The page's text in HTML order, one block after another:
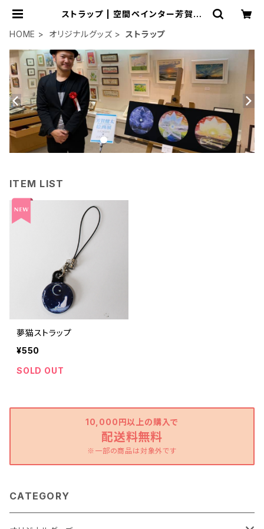
ストラップ | 空間ペインター芳賀健
ップ
HOME オリジナルグッズ ストラップ
ITEM LIST
夢猫ストラップ
¥550
SOLD OUT
10,000円以上の購入で
配送料無料
※一部の商品は対象外です
CATEGORY